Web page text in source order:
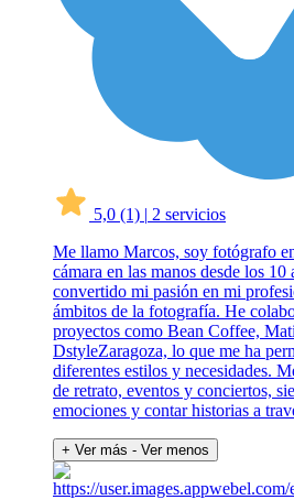
5,0 (1) | 2 servicios
Me llamo Marcos, soy fotógrafo
cámara en las manos desde los
convertido mi pasión en mi
ámbitos de la fotografía. He
proyectos como Bean Coffee,
DstyleZaragoza, lo que me ha
diferentes estilos y necesidades.
de retrato, eventos y conciertos,
emociones y contar historias a
+ Ver más - Ver menos